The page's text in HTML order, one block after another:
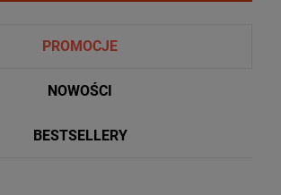
PROMOCJE
NOWOŚCI
BESTSELLERY